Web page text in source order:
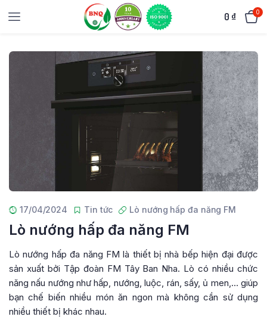
0 ₫ 0
17/04/2024 Tin tức Lò nướng hấp đa năng FM
Lò nướng hấp đa năng FM
Lò nướng hấp đa năng FM là thiết bị nhà bếp hiện đại được
sản xuất bởi Tập đoàn FM Tây Ban Nha. Lò có nhiều chức
năng nấu nướng như hấp, nướng, luộc, rán, sấy, ủ men,… giúp
bạn chế biến nhiều món ăn ngon mà không cần sử dụng
nhiều thiết bị khác nhau.